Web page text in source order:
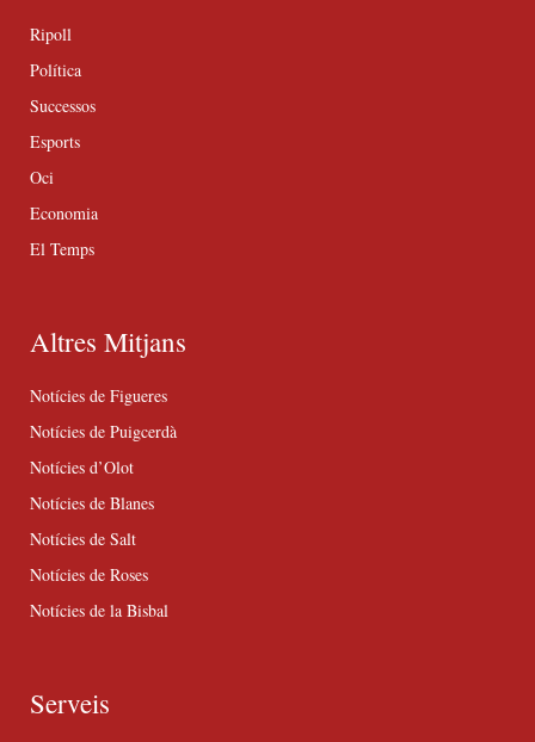
Ripoll
Política
Successos
Esports
Oci
Economia
El Temps
Altres Mitjans
Notícies de Figueres
Notícies de Puigcerdà
Notícies d’Olot
Notícies de Blanes
Notícies de Salt
Notícies de Roses
Notícies de la Bisbal
Serveis